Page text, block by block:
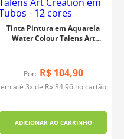
Tinta Pintura em Aquarela
Water Colour Talens Art
Por: R$ 104,90
em até 3x de R$ 34,96no cartão
ADICIONAR AO CARRINHO